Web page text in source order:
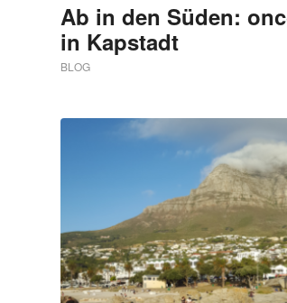
Ab in den Süden:
in Kapstadt
BLOG